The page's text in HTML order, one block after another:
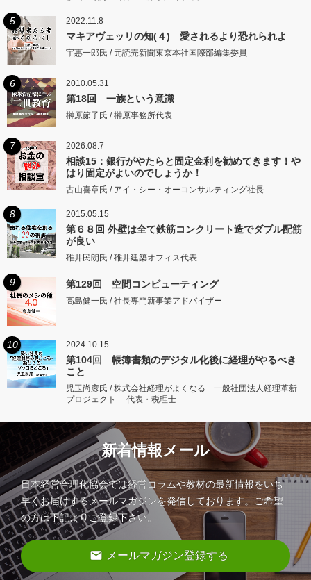
5 2022.11.8
マキアヴェッリの知(４) 愛されるより恐れられよ
宇惠一郎氏 / 元読売新聞東京本社国際部編集委員
6 2010.05.31
第18回 一族という意識
榊原節子氏 / 榊原事務所代表
7 2026.08.7
相談15：銀行がやたらと固定金利を勧めてきます！や
はり固定がよいのでしょうか！
古山喜章氏 / アイ・シー・オーコンサルティング社長
8 2015.05.15
第６８回 外壁は全て鉄筋コンクリート造でダブル配筋
が良い
碓井民朗氏 / 碓井建築オフィス代表
9 第129回 空間コンピューティング
高島健一氏 / 社長専門新事業アドバイザー
10 2024.10.15
第104回 帳簿書類のデジタル化後に経理がやるべき
こと
児玉尚彦氏 / 株式会社経理がよくなる 一般社団法人経理革新
プロジェクト 代表・税理士
新着情報メール
日本経営合理化協会では経営コラムや教材の最新情報をいち
早くお届けするメールマガジンを発信しております。ご希望
の方は下記よりご登録下さい。
email メールマガジン登録する